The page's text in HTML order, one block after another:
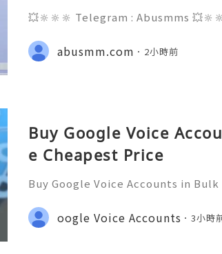
💥🔆🔆🔆 Telegram : Abusmms
ebook Page : Abusmm 💥🔆🔆🔆
abusmm.com 2小時前
Buy Google Voice
e Cheapest Price
Buy Google Voice Accounts in
gmail.com 💎 WhatsApp:
marketit 🎮 discord: usamarketit ✅
oogle Voice Accounts 3小時